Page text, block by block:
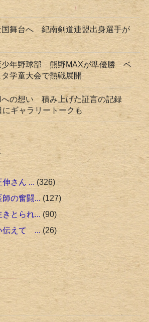
国舞台へ 紀南剣道連盟出身選手が
少年野球部 熊野MAXが準優勝 ベ
学童大会で熱戦展開
への想い 積み上げた証言の記録
ギャラリートークも
さん ... 326
師の奮闘... 127
きとられ... 90
伝えて ... 26